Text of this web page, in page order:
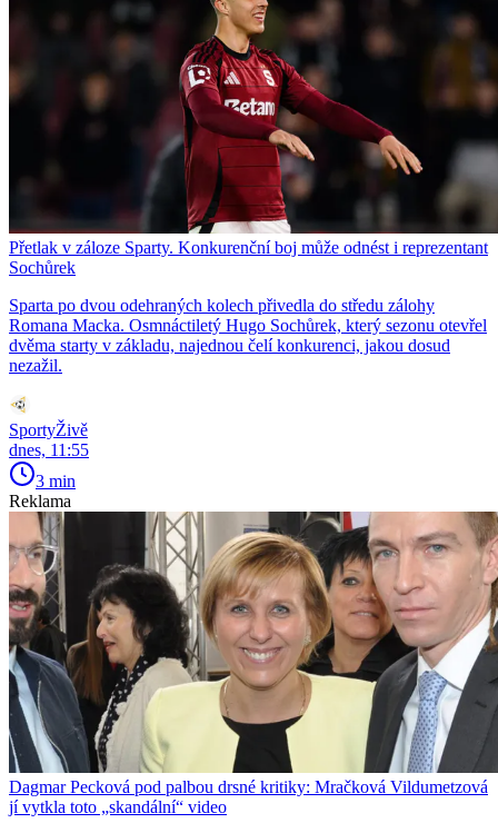
Přetlak v záloze Sparty. Konkurenční boj může odnést i reprezentant
Sochůrek
Sparta po dvou odehraných kolech přivedla do středu zálohy
Romana Macka. Osmnáctiletý Hugo Sochůrek, který sezonu otevřel
dvěma starty v základu, najednou čelí konkurenci, jakou dosud
nezažil.
SportyŽivě
dnes, 11:55
3 min
Reklama
Dagmar Pecková pod palbou drsné kritiky: Mračková Vildumetzová
jí vytkla toto „skandální“ video